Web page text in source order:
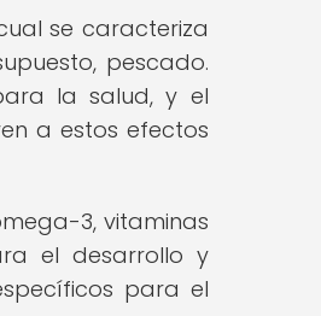
se caracteriza
pescado.
la salud, y el
a estos efectos
3, vitaminas
el desarrollo y
para el